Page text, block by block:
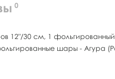
0
12"/30 см, 1
шары - Агура